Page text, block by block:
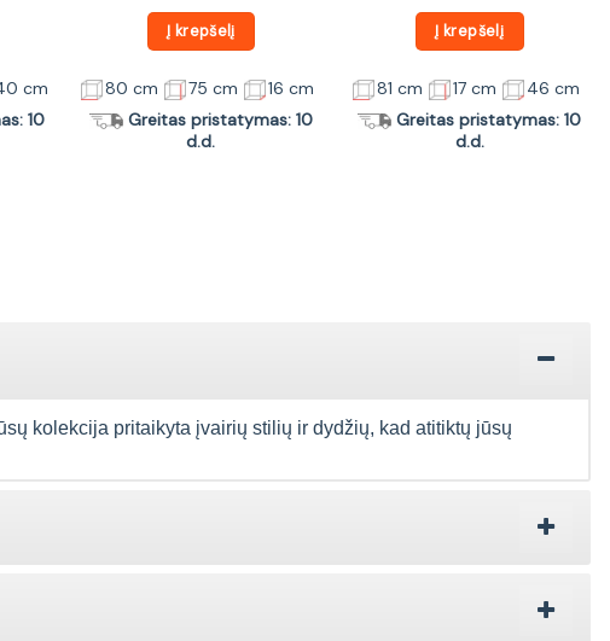
cm
10
Į krepšelį
80 cm 75 cm
16 cm
Greitas pristatymas: 10
d.d.
Į krepšelį
81 cm 17 cm
46 cm
Greitas pristatymas: 10
d.d.
kolekcija pritaikyta įvairių stilių ir dydžių, kad atitiktų jūsų